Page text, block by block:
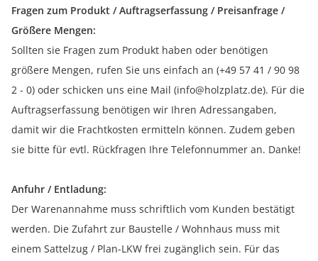
Fragen zum Produkt / Auftragserfassung / Preisanfrage /
Größere Mengen:
Sollten sie Fragen zum Produkt haben oder benötigen
größere Mengen, rufen Sie uns einfach an (+49 57 41 / 90 98
2 - 0) oder schicken uns eine Mail (info@holzplatz.de). Für die
Auftragserfassung benötigen wir Ihren Adressangaben,
damit wir die Frachtkosten ermitteln können. Zudem geben
sie bitte für evtl. Rückfragen Ihre Telefonnummer an. Danke!
Anfuhr / Entladung:
Der Warenannahme muss schriftlich vom Kunden bestätigt
werden. Die Zufahrt zur Baustelle / Wohnhaus muss mit
einem Sattelzug / Plan-LKW frei zugänglich sein. Für das